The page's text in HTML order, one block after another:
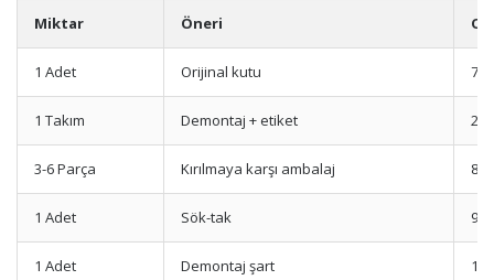
Miktar Öneri
1 Adet Orijinal kutu
1 Takım Demontaj + etiket
3-6 Parça Kırılmaya karşı ambalaj
1 Adet Sök-tak
1 Adet Demontaj şart